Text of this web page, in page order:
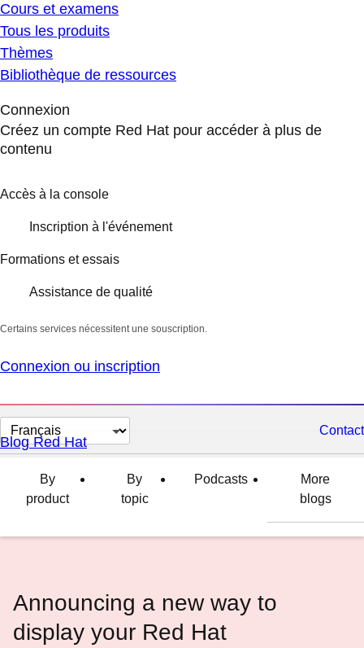
Cours et examens
Tous les produits
Thèmes
Bibliothèque de ressources
Connexion
Créez un compte Red Hat pour accéder à plus de
contenu
Accès à la console
Inscription à l'événement
Formations et essais
Assistance de qualité
Certains services nécessitent une souscription.
Connexion ou inscription
Changer
la
langue
Contact
Blog Red Hat
By
product
By
topic
Podcasts
More
blogs
Announcing a new way to
display your Red Hat